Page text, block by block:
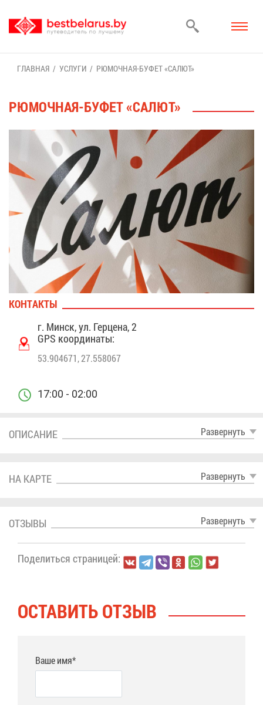
ГЛАВ­НАЯ УСЛУ­ГИ РЮ­МОЧ­НАЯ-БУ­ФЕТ «СА­ЛЮТ»
РЮ­МОЧ­НАЯ-БУ­ФЕТ «СА­ЛЮТ»
КОН­ТАК­ТЫ
г. Минск, ул. Гер­це­на, 2
GPS ко­ор­ди­на­ты:
53.904671, 27.558067
17:00 - 02:00
Раз­вер­нуть
ОПИ­СА­НИЕ
Раз­вер­нуть
НА КАР­ТЕ
Раз­вер­нуть
ОТ­ЗЫ­ВЫ
По­де­лить­ся стра­ни­цей:
ОСТА­ВИТЬ ОТ­ЗЫВ
Ваше имя*